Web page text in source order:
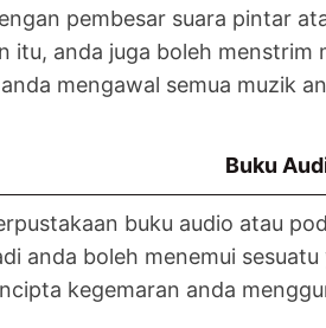
pembesar suara pintar
itu, anda juga boleh
mengawal semua muzik
Buku
buku audio atau
anda boleh menemui
kegemaran anda